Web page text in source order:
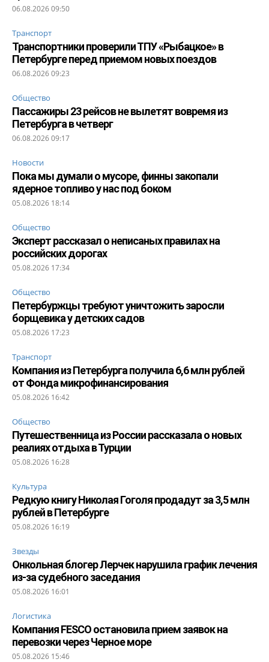
06.08.2026 09:50
Транспорт
Транспортники проверили ТПУ «Рыбацкое» в
Петербурге перед приемом новых поездов
06.08.2026 09:23
Общество
Пассажиры 23 рейсов не вылетят вовремя из
Петербурга в четверг
06.08.2026 09:17
Новости
Пока мы думали о мусоре, финны закопали
ядерное топливо у нас под боком
05.08.2026 18:14
Общество
Эксперт рассказал о неписаных правилах на
российских дорогах
05.08.2026 17:34
Общество
Петербуржцы требуют уничтожить заросли
борщевика у детских садов
05.08.2026 17:23
Транспорт
Компания из Петербурга получила 6,6 млн рублей
от Фонда микрофинансирования
05.08.2026 16:42
Общество
Путешественница из России рассказала о новых
реалиях отдыха в Турции
05.08.2026 16:28
Культура
Редкую книгу Николая Гоголя продадут за 3,5 млн
рублей в Петербурге
05.08.2026 16:19
Звезды
Онкольная блогер Лерчек нарушила график лечения
из-за судебного заседания
05.08.2026 16:01
Логистика
Компания FESCO остановила прием заявок на
перевозки через Черное море
05.08.2026 15:46